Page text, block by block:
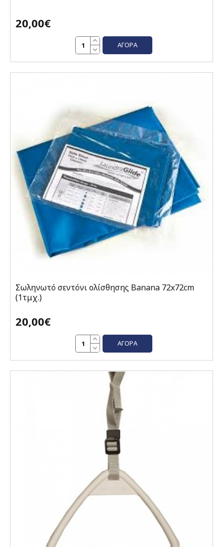
20,00€
ΑΓΟΡΆ
Σωληνωτό σεντόνι ολίσθησης Banana 72x72cm
(1τμχ.)
20,00€
ΑΓΟΡΆ